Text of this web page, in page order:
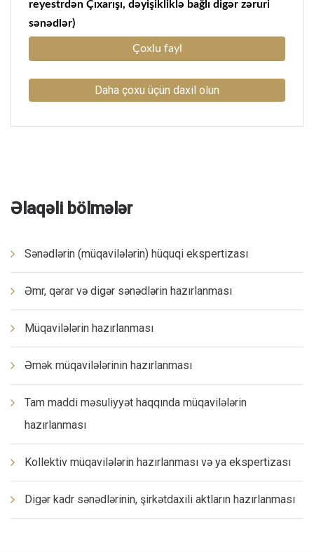
reyestrdən Çıxarışı, dəyişikliklə bağlı digər zəruri
sənədlər)
Çoxlu fayl
Daha çoxu üçün daxil olun
Əlaqəli bölmələr
Sənədlərin (müqavilələrin) hüquqi ekspertizası
Əmr, qərar və digər sənədlərin hazırlanması
Müqavilələrin hazırlanması
Əmək müqavilələrinin hazırlanması
Tam maddi məsuliyyət haqqında müqavilələrin
hazırlanması
Kollektiv müqavilələrin hazırlanması və ya ekspertizası
Digər kadr sənədlərinin, şirkətdaxili aktların hazırlanması